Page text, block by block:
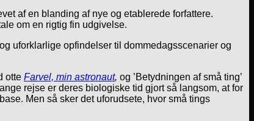
af en blanding af nye og etablerede forfattere.
om en rigtig fin udgivelse.
uforklarlige opfindelser til dommedagsscenarier og
otte Farvel, min astronaut, og ’Betydningen af små ting’
rejse er deres biologiske tid gjort så langsom, at for
Men så sker det uforudsete, hvor små tings